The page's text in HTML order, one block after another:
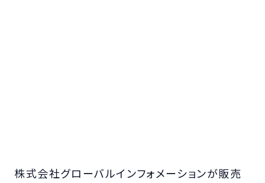
株式会社グローバルインフォメーションが販売